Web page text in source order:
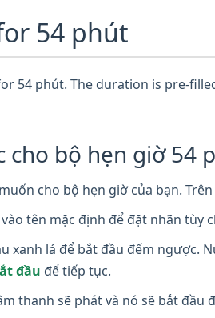
54 phút
54 phút. The duration is pre-
bộ hẹn giờ 54
cho bộ hẹn giờ của bạn.
tên mặc định để đặt nhãn tùy
xanh lá để bắt đầu đếm ngược.
đầu để tiếp tục.
thanh sẽ phát và nó sẽ bắt